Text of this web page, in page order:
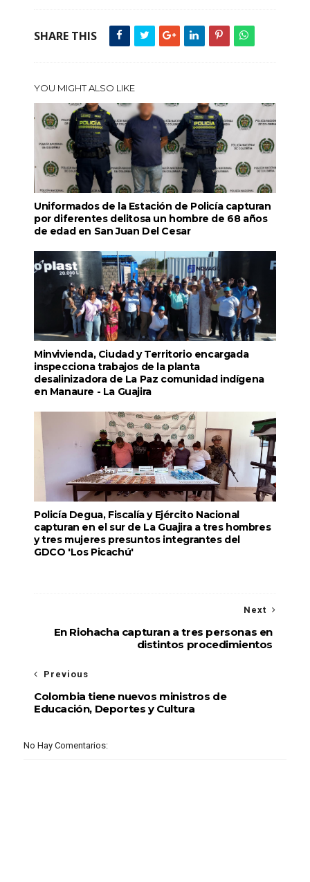
SHARE THIS
YOU MIGHT ALSO LIKE
Uniformados de la Estación de Policía capturan
por diferentes delitosa un hombre de 68 años
de edad en San Juan Del Cesar
Minvivienda, Ciudad y Territorio encargada
inspecciona trabajos de la planta
desalinizadora de La Paz comunidad indígena
en Manaure - La Guajira
Policía Degua, Fiscalía y Ejército Nacional
capturan en el sur de La Guajira a tres hombres
y tres mujeres presuntos integrantes del
GDCO 'Los Picachú'
Next
En Riohacha capturan a tres personas en
distintos procedimientos
Previous
Colombia tiene nuevos ministros de
Educación, Deportes y Cultura
No Hay Comentarios: